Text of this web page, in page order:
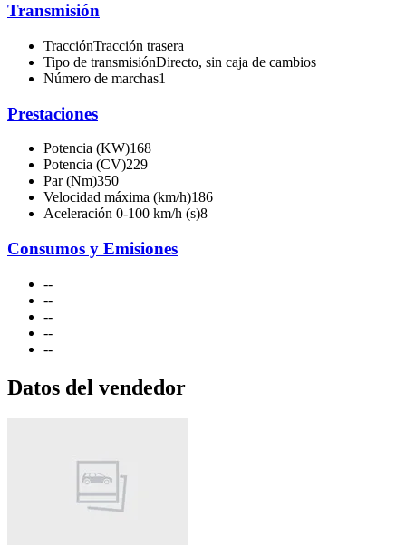
Transmisión
TracciónTracción trasera
Tipo de transmisiónDirecto, sin caja de cambios
Número de marchas1
Prestaciones
Potencia (KW)168
Potencia (CV)229
Par (Nm)350
Velocidad máxima (km/h)186
Aceleración 0-100 km/h (s)8
Consumos y Emisiones
--
--
--
--
--
Datos del vendedor